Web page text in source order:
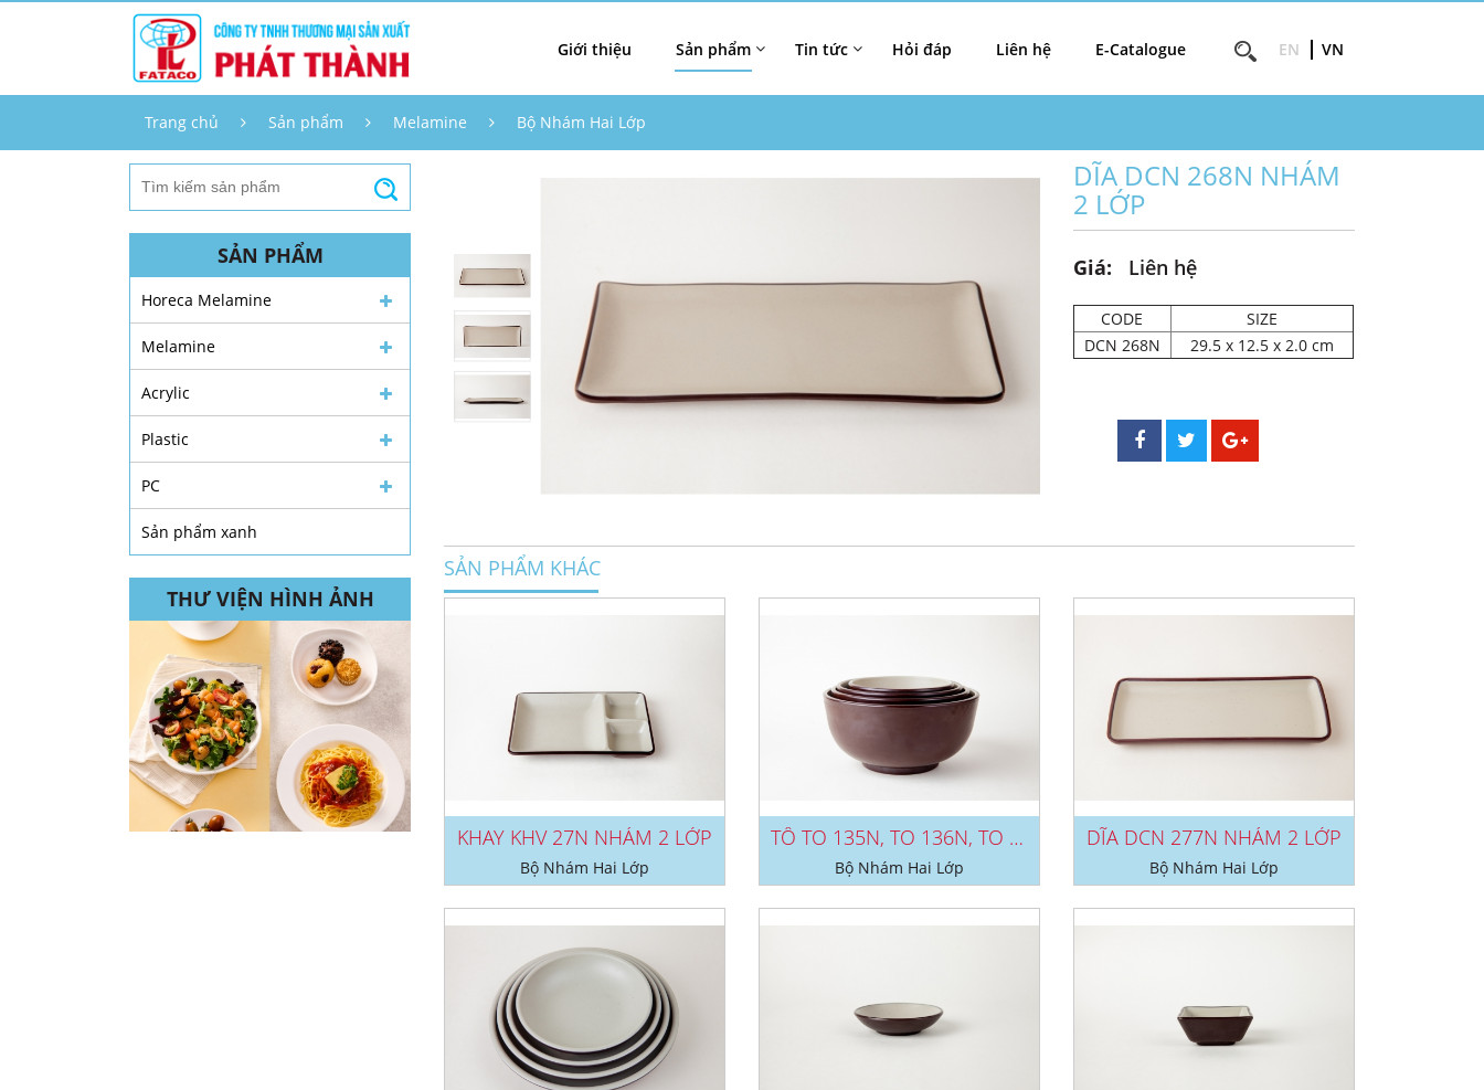
Giới thiệu Sản phẩm Tin tức Hỏi đáp Liên hệ E-Catalogue EN VN
Trang chủ Sản phẩm Melamine Bộ Nhám Hai Lớp
SẢN PHẨM
Horeca Melamine
Melamine
Acrylic
Plastic
PC
Sản phẩm xanh
THƯ VIỆN HÌNH ẢNH
DĨA DCN 268N NHÁM
2 LỚP
Giá: Liên hệ
CODE
SIZE
DCN 268N
29.5 x 12.5 x 2.0 cm
SẢN PHẨM KHÁC
KHAY KHV 27N NHÁM 2 LỚP
Bộ Nhám Hai Lớp
TÔ TO 135N, TO 136N, TO 137N, TO...
Bộ Nhám Hai Lớp
DĨA DCN 277N NHÁM 2 LỚP
Bộ Nhám Hai Lớp